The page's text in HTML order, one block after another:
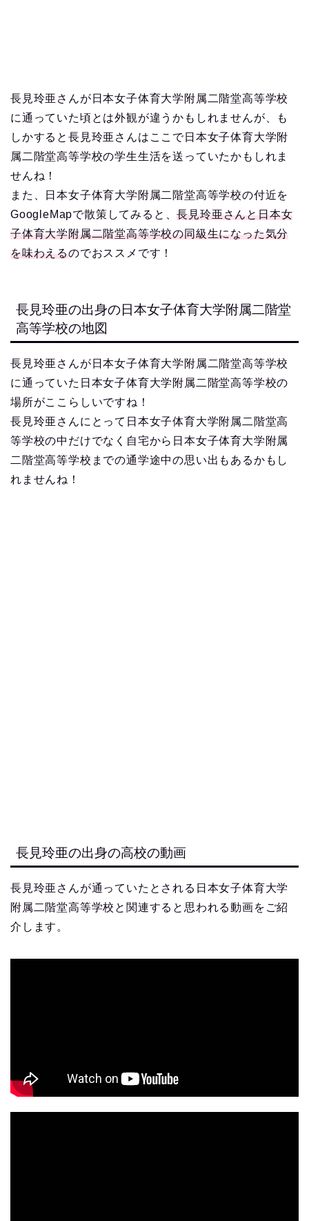
長見玲亜さんが日本女子体育大学附属二階堂高等学校
に通っていた頃とは外観が違うかもしれませんが、も
しかすると長見玲亜さんはここで日本女子体育大学附
属二階堂高等学校の学生生活を送っていたかもしれま
せんね！
また、日本女子体育大学附属二階堂高等学校の付近を
GoogleMapで散策してみると、長見玲亜さんと日本女
子体育大学附属二階堂高等学校の同級生になった気分
を味わえるのでおススメです！
長見玲亜の出身の日本女子体育大学附属二階堂
高等学校の地図
長見玲亜さんが日本女子体育大学附属二階堂高等学校
に通っていた日本女子体育大学附属二階堂高等学校の
場所がここらしいですね！
長見玲亜さんにとって日本女子体育大学附属二階堂高
等学校の中だけでなく自宅から日本女子体育大学附属
二階堂高等学校までの通学途中の思い出もあるかもし
れませんね！
長見玲亜の出身の高校の動画
長見玲亜さんが通っていたとされる日本女子体育大学
附属二階堂高等学校と関連すると思われる動画をご紹
介します。